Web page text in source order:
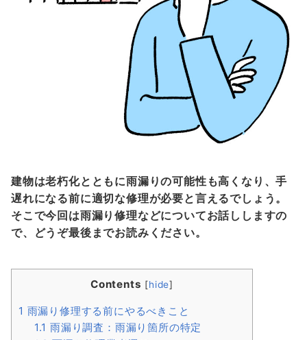
建物は老朽化とともに雨漏りの可能性も高くなり、手
遅れになる前に適切な修理が必要と言えるでしょう。
そこで今回は雨漏り修理などについてお話ししますの
で、どうぞ最後までお読みください。
Contents [hide]
1 雨漏り修理する前にやるべきこと
1.1 雨漏り調査：雨漏り箇所の特定